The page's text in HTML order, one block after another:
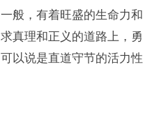
般，有着旺盛的生命力和
真理和正义的道路上，勇
以说是直道守节的活力性